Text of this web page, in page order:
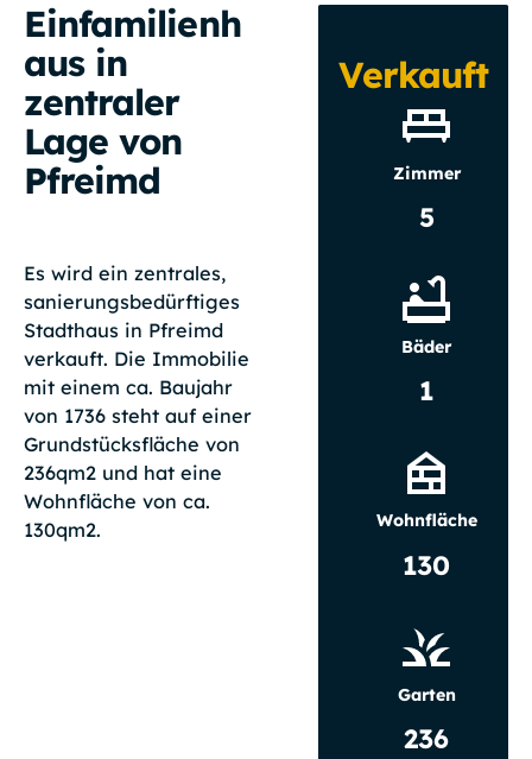
Einfamilienh
aus in
zentraler
Lage von
Pfreimd
Es wird ein zentrales,
sanierungsbedürftiges
Stadthaus in Pfreimd
verkauft. Die Immobilie
mit einem ca. Baujahr
von 1736 steht auf einer
Grundstücksfläche von
236qm2 und hat eine
Wohnfläche von ca.
130qm2.
Verkauft
Zimmer
5
Bäder
1
Wohnfläche
130
Garten
236